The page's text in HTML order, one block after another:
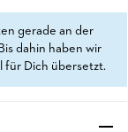
gerade an der
dahin haben wir
für Dich übersetzt.